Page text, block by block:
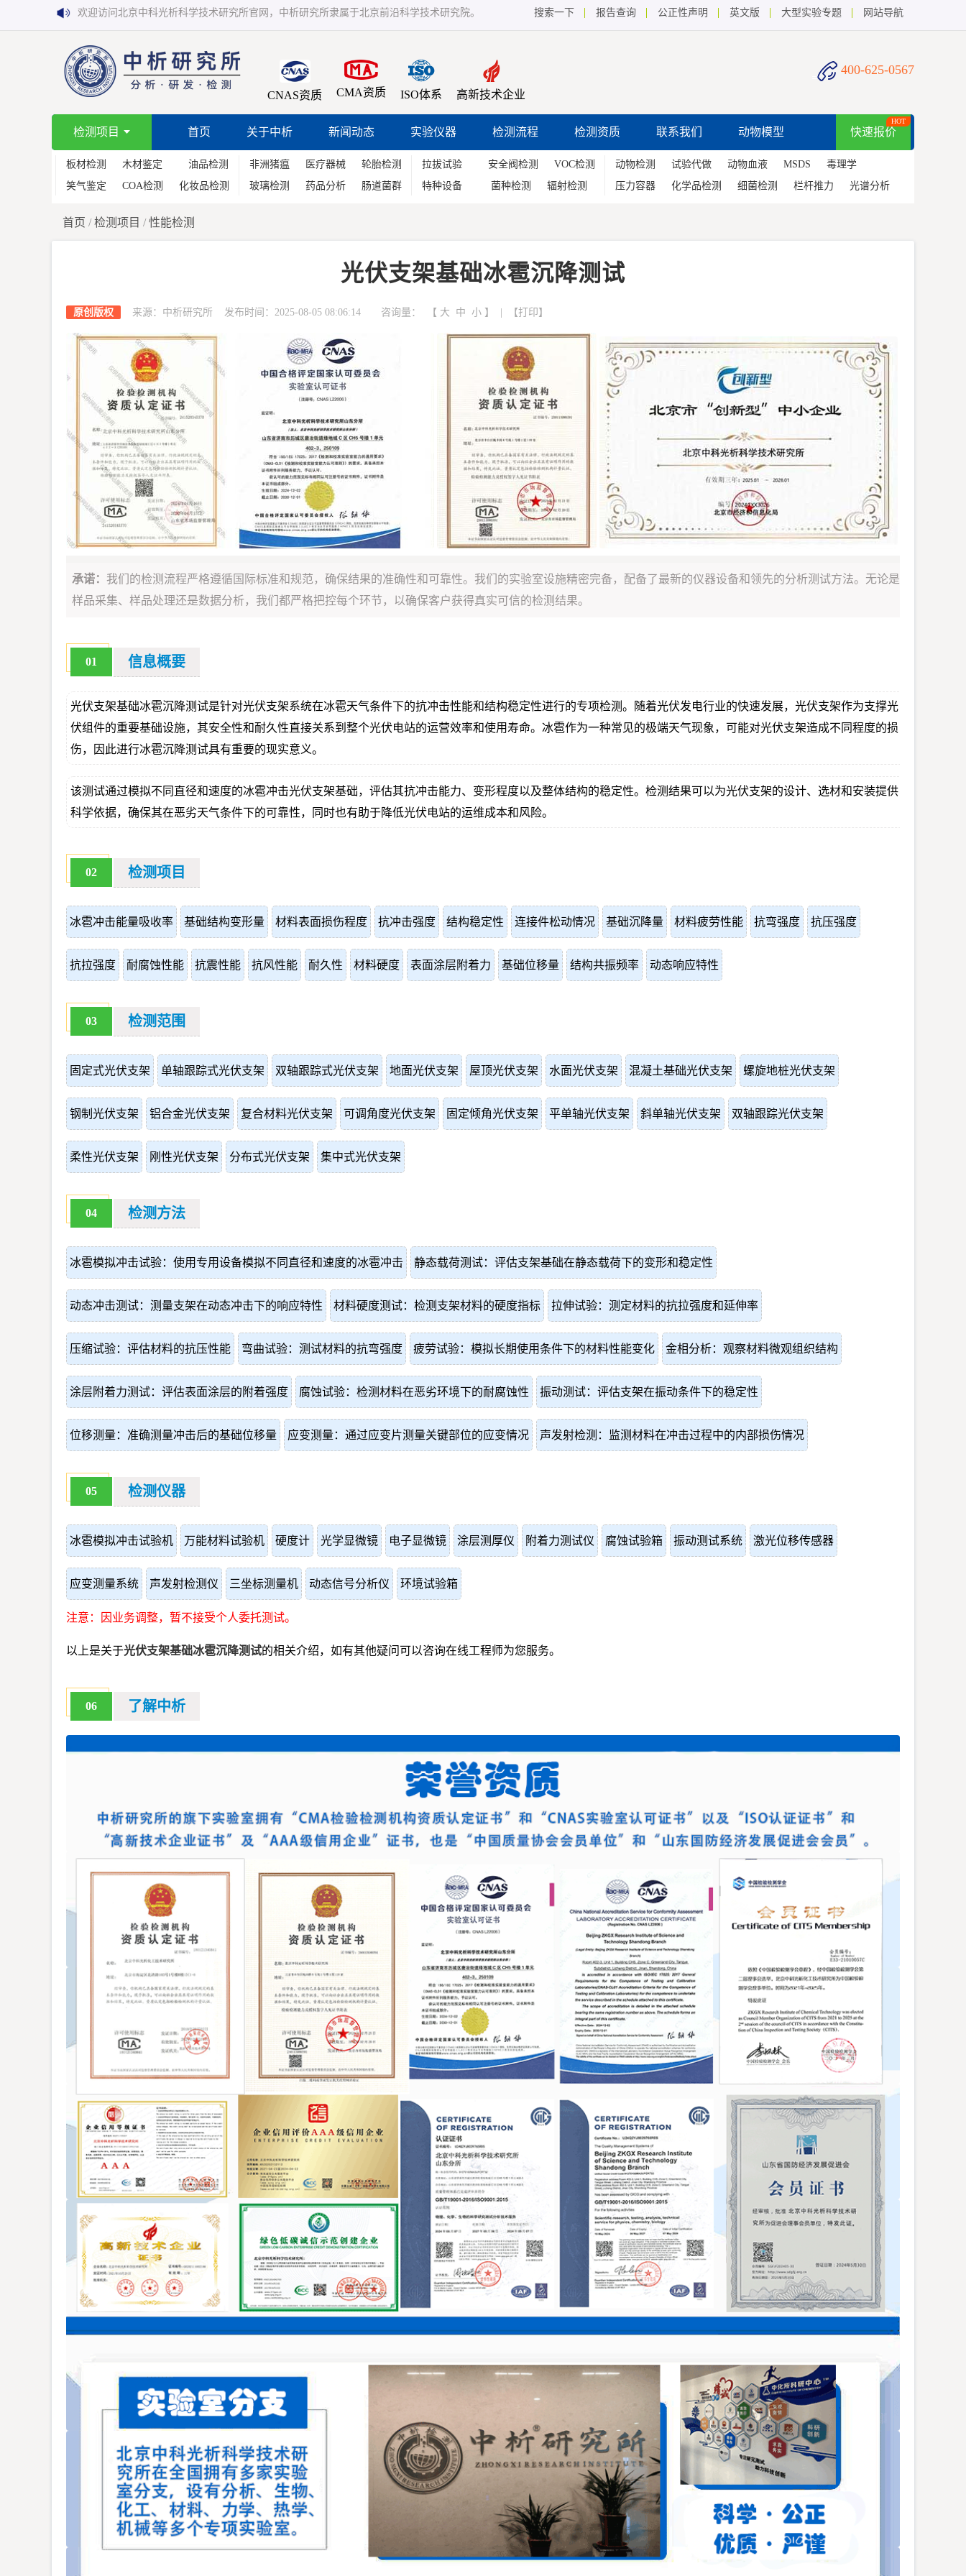
欢迎访问北京中科光析科学技术研究所官网，中析研究所隶属于北京前沿科学技术研究院。 搜索一下 报告查询 公正性声明 英文版 大型实验专题 网站导航
CNAS资质 CMA资质 ISO体系 高新技术企业
400-625-0567
检测项目 首页 关于中析 新闻动态 实验仪器 检测流程 检测资质 联系我们 动物模型 快速报价
HOT
板材检测 木材鉴定
油品检测
笑气鉴定
COA检测 化妆品检测
非洲猪瘟 医疗器械
轮胎检测
玻璃检测
药品分析 肠道菌群
拉拔试验 安全阀检测
VOC检测
特种设备
菌种检测 辐射检测
动物检测 试验代做 动物血液 MSDS
毒理学
压力容器
化学品检测 细菌检测 栏杆推力 光谱分析
首页 /检测项目 /性能检测
光伏支架基础冰雹沉降测试
原创版权 来源：中析研究所 发布时间：2025-08-05 08:06:14 咨询量： 【 大 中 小 】 | 【打印 】
承诺： 我们的检测流程严格遵循国际标准和规范，确保结果的准确性和可靠性。我们的实验室设施精密完备，配备了最新的仪器设备和领先的分析测试方法。无论是
样品采集、样品处理还是数据分析，我们都严格把控每个环节，以确保客户获得真实可信的检测结果。
01 信息概要
光伏支架基础冰雹沉降测试是针对光伏支架系统在冰雹天气条件下的抗冲击性能和结构稳定性进行的专项检测。随着光伏发电行业的快速发展，光伏支架作为支撑光
伏组件的重要基础设施，其安全性和耐久性直接关系到整个光伏电站的运营效率和使用寿命。冰雹作为一种常见的极端天气现象，可能对光伏支架造成不同程度的损
伤，因此进行冰雹沉降测试具有重要的现实意义。
该测试通过模拟不同直径和速度的冰雹冲击光伏支架基础，评估其抗冲击能力、变形程度以及整体结构的稳定性。检测结果可以为光伏支架的设计、选材和安装提供
科学依据，确保其在恶劣天气条件下的可靠性，同时也有助于降低光伏电站的运维成本和风险。
02 检测项目
冰雹冲击能量吸收率 基础结构变形量 材料表面损伤程度 抗冲击强度 结构稳定性 连接件松动情况 基础沉降量 材料疲劳性能 抗弯强度 抗压强度
抗拉强度 耐腐蚀性能 抗震性能 抗风性能 耐久性 材料硬度 表面涂层附着力 基础位移量 结构共振频率 动态响应特性
03 检测范围
固定式光伏支架 单轴跟踪式光伏支架 双轴跟踪式光伏支架 地面光伏支架 屋顶光伏支架 水面光伏支架 混凝土基础光伏支架 螺旋地桩光伏支架
钢制光伏支架 铝合金光伏支架 复合材料光伏支架 可调角度光伏支架 固定倾角光伏支架 平单轴光伏支架 斜单轴光伏支架 双轴跟踪光伏支架
柔性光伏支架 刚性光伏支架 分布式光伏支架 集中式光伏支架
04 检测方法
冰雹模拟冲击试验：使用专用设备模拟不同直径和速度的冰雹冲击 静态载荷测试：评估支架基础在静态载荷下的变形和稳定性
动态冲击测试：测量支架在动态冲击下的响应特性 材料硬度测试：检测支架材料的硬度指标 拉伸试验：测定材料的抗拉强度和延伸率
压缩试验：评估材料的抗压性能 弯曲试验：测试材料的抗弯强度 疲劳试验：模拟长期使用条件下的材料性能变化 金相分析：观察材料微观组织结构
涂层附着力测试：评估表面涂层的附着强度 腐蚀试验：检测材料在恶劣环境下的耐腐蚀性 振动测试：评估支架在振动条件下的稳定性
位移测量：准确测量冲击后的基础位移量 应变测量：通过应变片测量关键部位的应变情况 声发射检测：监测材料在冲击过程中的内部损伤情况
05 检测仪器
冰雹模拟冲击试验机 万能材料试验机 硬度计 光学显微镜 电子显微镜 涂层测厚仪 附着力测试仪 腐蚀试验箱 振动测试系统 激光位移传感器
应变测量系统 声发射检测仪 三坐标测量机 动态信号分析仪 环境试验箱
注意：因业务调整，暂不接受个人委托测试。
以上是关于光伏支架基础冰雹沉降测试的相关介绍，如有其他疑问可以咨询在线工程师为您服务。
06 了解中析